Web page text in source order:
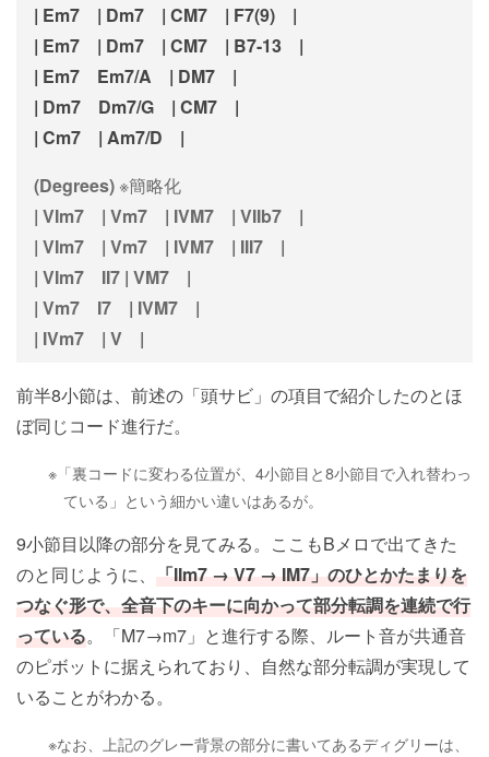
| Em7 | Dm7 | CM7 | F7(9) |
| Em7 | Dm7 | CM7 | B7-13 |
| Em7 Em7/A | DM7 |
| Dm7 Dm7/G | CM7 |
| Cm7 | Am7/D |
(Degrees) ※簡略化
| VIm7 | Vm7 | IVM7 | VIIb7 |
| VIm7 | Vm7 | IVM7 | III7 |
| VIm7 II7 | VM7 |
| Vm7 I7 | IVM7 |
| IVm7 | V |
前半8小節は、前述の「頭サビ」の項目で紹介したのとほ
ぼ同じコード進行だ。
※「裏コードに変わる位置が、4小節目と8小節目で入れ替わっ
ている」という細かい違いはあるが。
9小節目以降の部分を見てみる。ここもBメロで出てきた
のと同じように、
「IIm7 → V7 → IM7」のひとかたまりを
つなぐ形で、全音下のキーに向かって部分転調を連続で行
っている。「M7→m7」と進行する際、ルート音が共通音
のピボットに据えられており、自然な部分転調が実現して
いることがわかる。
※なお、上記のグレー背景の部分に書いてあるディグリーは、